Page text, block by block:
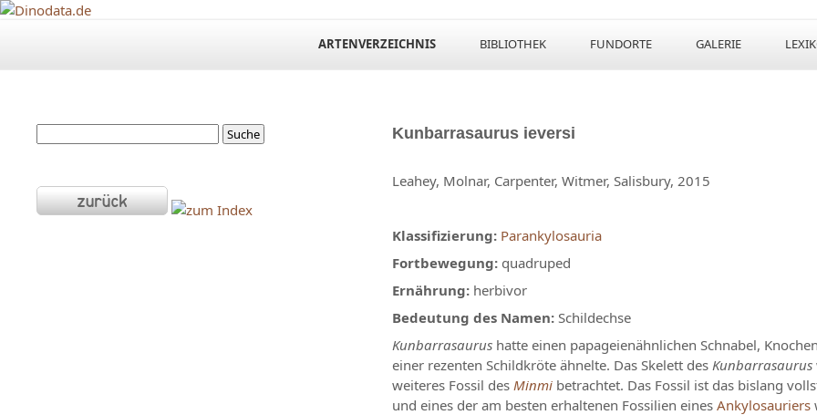
ARTENVERZEICHNIS BIBLIOTHEK FUNDORTE GALERIE
Kunbarrasaurus ieversi
Leahey​, Molnar, Carpenter, Witmer, Salisbury, 2015
Klassifizierung: Parankylosauria
Fortbewegung: quadruped
Ernährung: herbivor
Bedeutung des Namen: Schildechse
Kunbarrasaurus hatte einen papageienähnlichen Schnabel,
einer rezenten Schildkröte ähnelte. Das Skelett des Kunbarrasaurus
weiteres Fossil des Minmi betrachtet. Das Fossil ist das bislang
und eines der am besten erhaltenen Fossilien eines Ankylosauriers